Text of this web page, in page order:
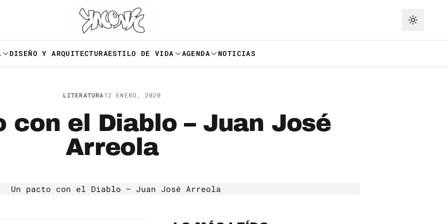
DISEÑO Y ARQUITECTURAESTILO DE VIDA AGENDA NOTICIAS
LITERATURA12 ENERO, 2020
con el Diablo – Juan José
Arreola